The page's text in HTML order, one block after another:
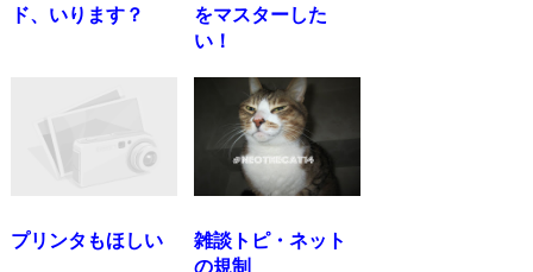
ド、いります？
をマスターした
い！
プリンタもほしい
雑談トピ・ネット
の規制